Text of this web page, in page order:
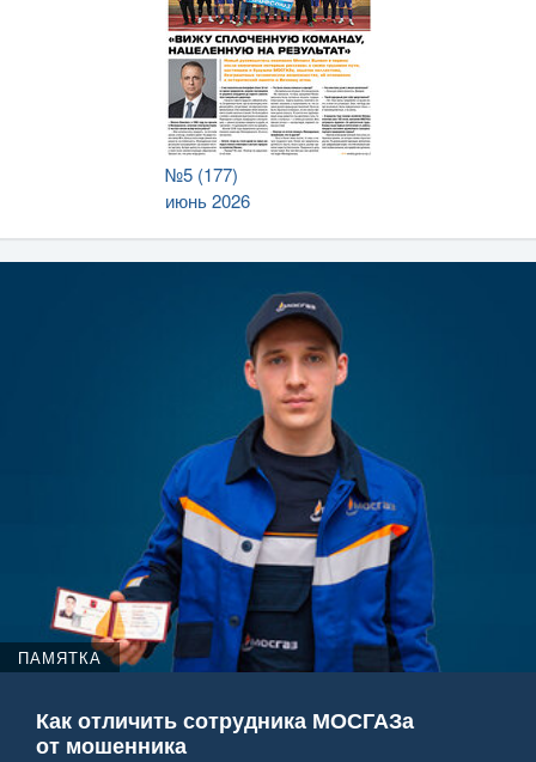
№5 (177)
июнь 2026
ПАМЯТКА
Как отличить сотрудника МОСГАЗа
от мошенника